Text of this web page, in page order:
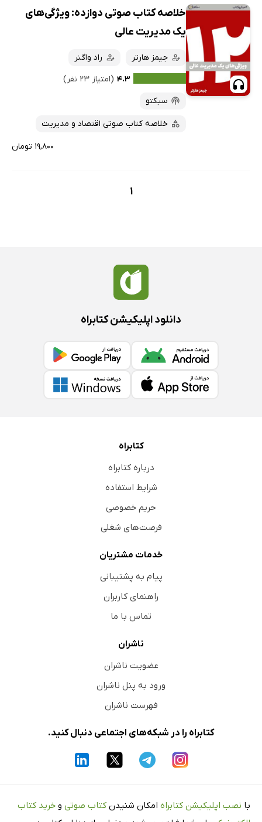
تازه‌ها
داغ‌ترین‌ها
پرفروش‌ها
پربحث‌ها
کتاب‌های صوتی
کتاب‌های متنی
خلاصه کتاب صوتی دوازده: ویژگی‌های
یک مدیریت عالی
جیمز هارتر
راد واگنر
۴.۳ (امتیاز ۲۳ نفر)
سبکتو
خلاصه کتاب صوتی اقتصاد و مدیریت
۱۹,۸۰۰ تومان
1
دانلود اپلیکیشن کتابراه
کتابراه
درباره کتابراه
شرایط استفاده
حریم خصوصی
فرصت‌های شغلی
خدمات مشتریان
پیام به پشتیبانی
راهنمای کاربران
تماس با ما
ناشران
عضویت ناشران
ورود به پنل ناشران
فهرست ناشران
کتابراه را در شبکه‌های اجتماعی دنبال کنید.
با نصب اپلیکیشن کتابراه امکان شنیدن کتاب صوتی و خرید کتاب